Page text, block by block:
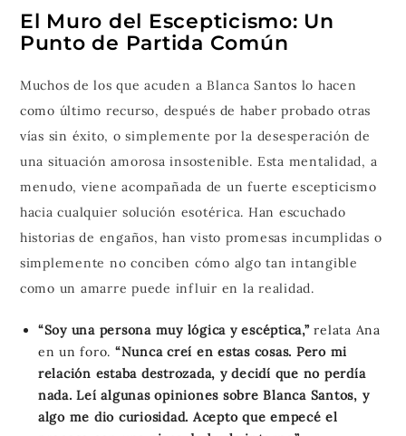
El Muro del Escepticismo: Un
Punto de Partida Común
Muchos de los que acuden a Blanca Santos lo hacen
como último recurso, después de haber probado otras
vías sin éxito, o simplemente por la desesperación de
una situación amorosa insostenible. Esta mentalidad, a
menudo, viene acompañada de un fuerte escepticismo
hacia cualquier solución esotérica. Han escuchado
historias de engaños, han visto promesas incumplidas o
simplemente no conciben cómo algo tan intangible
como un amarre puede influir en la realidad.
“Soy una persona muy lógica y escéptica,” relata Ana
en un foro. “Nunca creí en estas cosas. Pero mi
relación estaba destrozada, y decidí que no perdía
nada. Leí algunas opiniones sobre Blanca Santos, y
algo me dio curiosidad. Acepto que empecé el